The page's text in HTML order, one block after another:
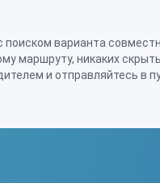
и отправляйтесь в